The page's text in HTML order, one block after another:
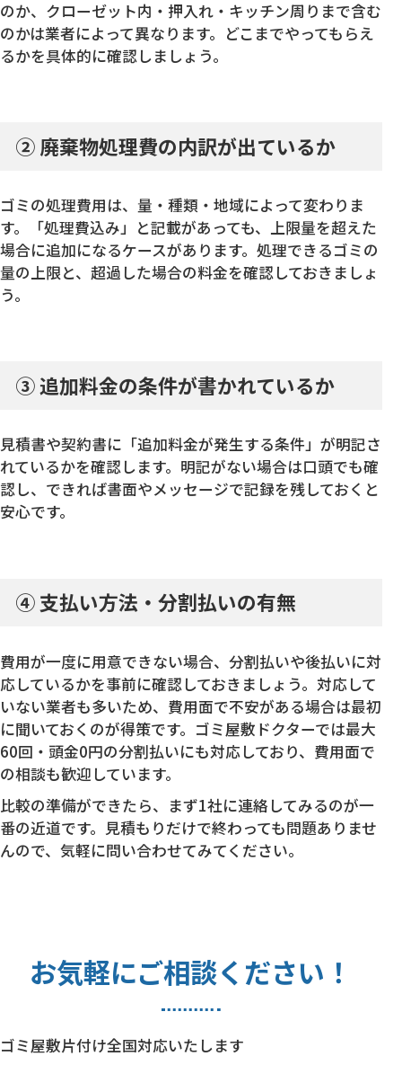
のか、クローゼット内・押入れ・キッチン周りまで含む
のかは業者によって異なります。どこまでやってもらえ
るかを具体的に確認しましょう。
② 廃棄物処理費の内訳が出ているか
ゴミの処理費用は、量・種類・地域によって変わりま
す。「処理費込み」と記載があっても、上限量を超えた
場合に追加になるケースがあります。処理できるゴミの
量の上限と、超過した場合の料金を確認しておきましょ
う。
③ 追加料金の条件が書かれているか
見積書や契約書に「追加料金が発生する条件」が明記さ
れているかを確認します。明記がない場合は口頭でも確
認し、できれば書面やメッセージで記録を残しておくと
安心です。
④ 支払い方法・分割払いの有無
費用が一度に用意できない場合、分割払いや後払いに対
応しているかを事前に確認しておきましょう。対応して
いない業者も多いため、費用面で不安がある場合は最初
に聞いておくのが得策です。ゴミ屋敷ドクターでは最大
60回・頭金0円の分割払いにも対応しており、費用面で
の相談も歓迎しています。
比較の準備ができたら、まず1社に連絡してみるのが一
番の近道です。見積もりだけで終わっても問題ありませ
んので、気軽に問い合わせてみてください。
お気軽にご相談ください！
ゴミ屋敷片付け全国対応いたします